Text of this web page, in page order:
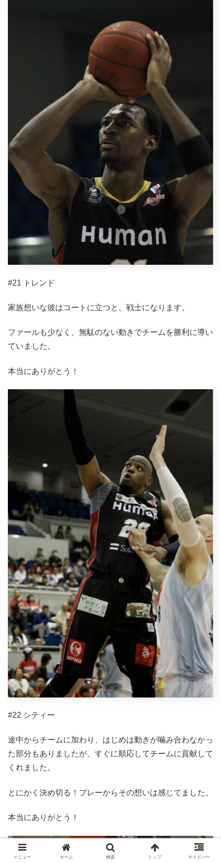
#21 トレンド
家族想いな彼はコートに立つと、戦士になります。
ファールも少なく、無駄のない動きでチームを勝利に導い
ていました。
本当にありがとう！
#22 シティー
途中からチームに加わり、はじめは動きが噛み合わなかっ
た部分もありましたが、すぐに順応してチームに貢献して
くれました。
とにかく決め切る！プレーからその想いは感じてました。
本当にありがとう！
メニュー ホーム 検索 トップ サイドバー